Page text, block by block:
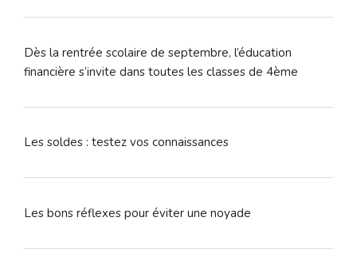
Dès la rentrée scolaire de septembre, l’éducation
financière s’invite dans toutes les classes de 4ème
Les soldes : testez vos connaissances
Les bons réflexes pour éviter une noyade